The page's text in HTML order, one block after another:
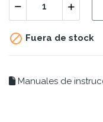
 Fuera de stock
Manuales de